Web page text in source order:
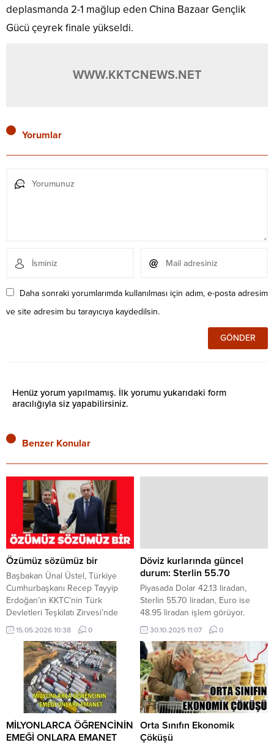
deplasmanda 2-1 mağlup eden China Bazaar Gençlik
Gücü çeyrek finale yükseldi.
WWW.KKTCNEWS.NET
Yorumlar
Daha sonraki yorumlarımda kullanılması için adım, e-posta adresim
ve site adresim bu tarayıcıya kaydedilsin.
Henüz yorum yapılmamış. İlk yorumu yukarıdaki form
aracılığıyla siz yapabilirsiniz.
Benzer Konular
Özümüz sözümüz bir
Başbakan Ünal Üstel, Türkiye
Cumhurbaşkanı Recep Tayyip
Erdoğan’ın KKTC’nin Türk
Devletleri Teşkilatı Zirvesi’nde
gözlemci olarak yer almasına
ilişkin açıklamalarını
memnuniyetle karşıladıklarını
söyledi. Üstel, Erdoğan’ın
Astana’daki değerlendirmelerinin,
Kıbrıs Türk halkının egemenlik
mücadelesine ve KKTC devletine
verilen desteğin açık göstergesi
olduğunu belirtti. Türkiye’nin her
koşulda KKTC’nin yanında
15.05.2026 10:38 0
Döviz kurlarında güncel
durum: Sterlin 55.70
Piyasada Dolar 42.13 liradan,
Sterlin 55.70 liradan, Euro ise
48.95 liradan işlem görüyor.
Piyasada Dolar 42.10 liradan,
Sterlin 55.70 liradan, Euro ise
48.95 liradan işlem görüyor.
Piyasada saat 08.15 itibarıyla
48.55 TL’den alınan Euro 48.95
TL’den satılıyor. 55.30 TL’den
alınan Sterlinin satış fiyatı da
55.70 TL olarak belirlendi. Dolar
ise...
30.10.2025 11:07 0
MİLYONLARCA ÖĞRENCİNİN
EMEĞİ ONLARA EMANET
Orta Sınıfın Ekonomik
Çöküşü